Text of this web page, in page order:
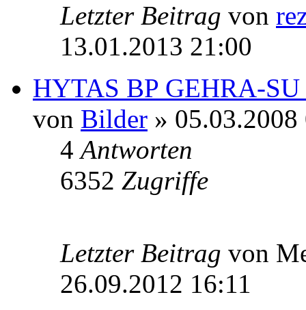
Letzter Beitrag von
13.01.2013 21:00
HYTAS BP GEHRA-SU
von Bilder » 05.03.2008
4Antworten
6352 Zugriffe
Letzter Beitrag von
26.09.2012 16:11